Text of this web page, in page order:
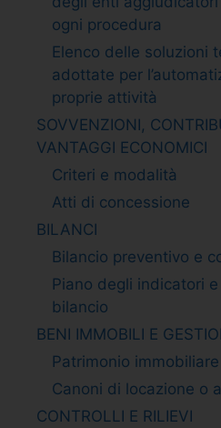
ogni procedura
Elenco delle soluzioni
adottate per
proprie attività
SOVVENZIONI,
VANTAGGI ECONOMICI
Criteri e modalità
Atti di concessione
BILANCI
Bilancio preventivo e
Piano degli indicatori
bilancio
BENI IMMOBILI E
Patrimonio immobiliare
Canoni di locazione o
CONTROLLI E RILIEVI